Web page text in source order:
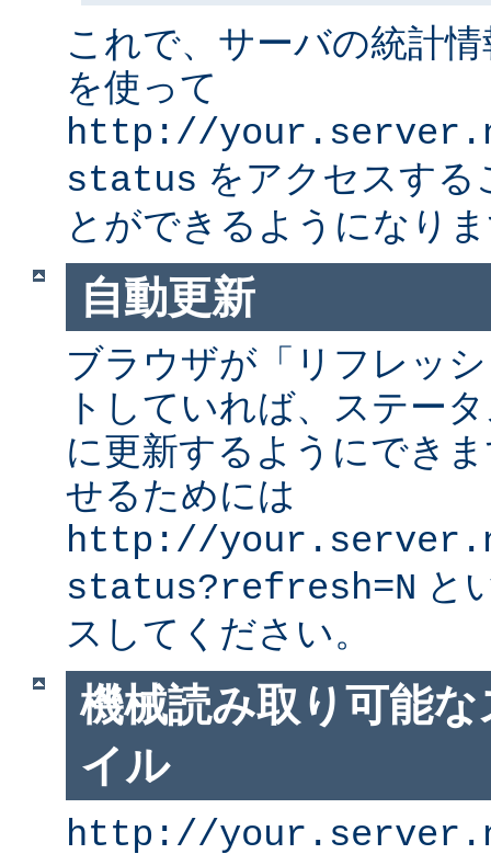
これで、サーバの統計
を使って
http://
status をアクセスす
とができるようになり
自動更新
ブラウザが「リフレッ
トしていれば、ステー
に更新するようにでき
せるためには
http://
status?refresh=N と
スしてください。
機械読み取り可能
イル
http://